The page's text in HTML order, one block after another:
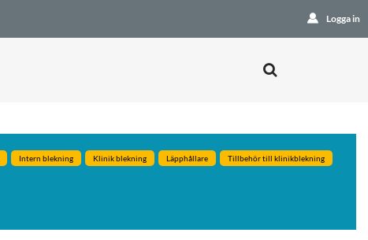
Logga in
Intern blekning Klinik blekning Läpphållare Tillbehör till klinikblekning